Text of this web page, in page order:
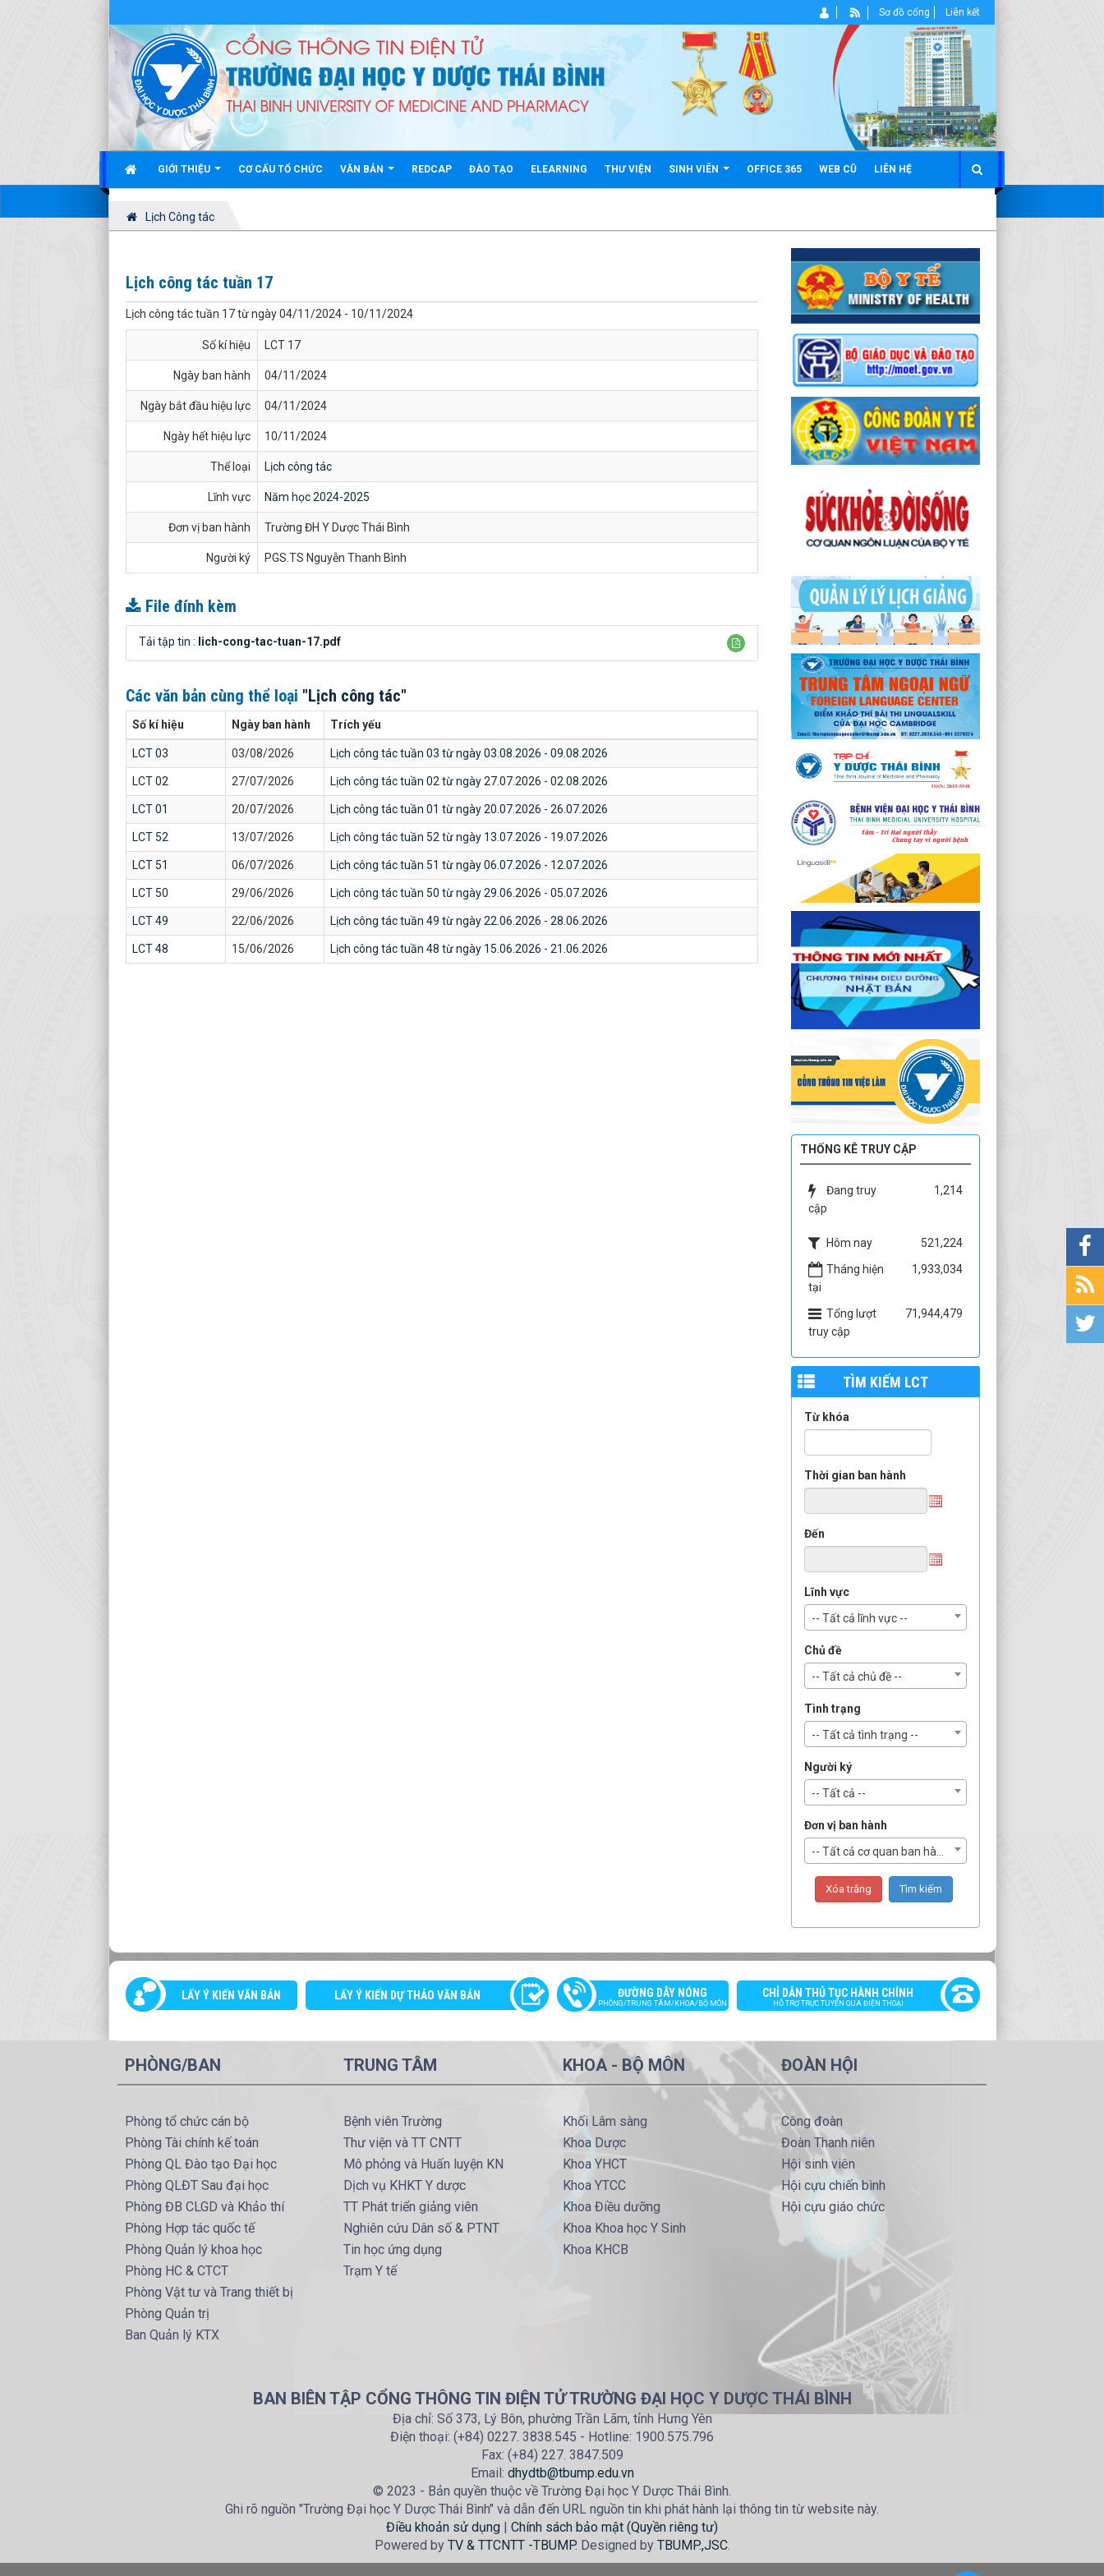
GIỚI THIỆU CƠ CẤU TỔ CHỨC VĂN BẢN REDCAP ĐÀO TẠO ELEARNING THƯ VIỆN SINH VIÊN OFFICE 365 WEB CŨ LIÊN HỆ
Sơ đồ cổng Liên kết
Lịch Công tác
Lịch công tác tuần 17
Lịch công tác tuần 17 từ ngày 04/11/2024 - 10/11/2024
Số kí hiệu LCT 17
Ngày ban hành 04/11/2024
Ngày bắt đầu hiệu lực 04/11/2024
Ngày hết hiệu lực 10/11/2024
Thể loại Lịch công tác
Lĩnh vực Năm học 2024-2025
Đơn vị ban hành Trường ĐH Y Dược Thái Bình
Người ký PGS.TS Nguyễn Thanh Bình
File đính kèm
Tải tập tin : lich-cong-tac-tuan-17.pdf
Các văn bản cùng thể loại "Lịch công tác"
Số kí hiệu Ngày ban hành Trích yếu
LCT 03 03/08/2026 Lịch công tác tuần 03 từ ngày 03.08.2026 - 09.08.2026
LCT 02 27/07/2026 Lịch công tác tuần 02 từ ngày 27.07.2026 - 02.08.2026
LCT 01 20/07/2026 Lịch công tác tuần 01 từ ngày 20.07.2026 - 26.07.2026
LCT 52 13/07/2026 Lịch công tác tuần 52 từ ngày 13.07.2026 - 19.07.2026
LCT 51 06/07/2026 Lịch công tác tuần 51 từ ngày 06.07.2026 - 12.07.2026
LCT 50 29/06/2026 Lịch công tác tuần 50 từ ngày 29.06.2026 - 05.07.2026
LCT 49 22/06/2026 Lịch công tác tuần 49 từ ngày 22.06.2026 - 28.06.2026
LCT 48 15/06/2026 Lịch công tác tuần 48 từ ngày 15.06.2026 - 21.06.2026
THỐNG KÊ TRUY CẬP
Đang truy
cập
1,214
Hôm nay
521,224
Tháng hiện
tại
1,933,034
Tổng lượt
truy cập
71,944,479
TÌM KIẾM LCT
Từ khóa
Thời gian ban hành
Đến
Lĩnh vực
-- Tất cả lĩnh vực --
Chủ đề
-- Tất cả chủ đề --
Tình trạng
-- Tất cả tình trạng --
Người ký
-- Tất cả --
Đơn vị ban hành
-- Tất cả cơ quan ban hành --
LẤY Ý KIẾN VĂN BẢN LẤY Ý KIẾN DỰ THẢO VĂN BẢN ĐƯỜNG DÂY NÓNG
PHÒNG/TRUNG TÂM/KHOA/BỘ MÔN
CHỈ DẪN THỦ TỤC HÀNH CHÍNH
HỖ TRỢ TRỰC TUYẾN QUA ĐIỆN THOẠI
PHÒNG/BAN
Phòng tổ chức cán bộ
Phòng Tài chính kế toán
Phòng QL Đào tạo Đại học
Phòng QLĐT Sau đại học
Phòng ĐB CLGD và Khảo thí
Phòng Hợp tác quốc tế
Phòng Quản lý khoa học
Phòng HC & CTCT
Phòng Vật tư và Trang thiết bị
Phòng Quản trị
Ban Quản lý KTX
TRUNG TÂM
Bệnh viên Trường
Thư viện và TT CNTT
Mô phỏng và Huấn luyện KN
Dịch vụ KHKT Y dược
TT Phát triển giảng viên
Nghiên cứu Dân số & PTNT
Tin học ứng dụng
Trạm Y tế
KHOA - BỘ MÔN
Khối Lâm sàng
Khoa Dược
Khoa YHCT
Khoa YTCC
Khoa Điều dưỡng
Khoa Khoa học Y Sinh
Khoa KHCB
ĐOÀN HỘI
Công đoàn
Đoàn Thanh niên
Hội sinh viên
Hội cựu chiến bình
Hội cựu giáo chức
BAN BIÊN TẬP CỔNG THÔNG TIN ĐIỆN TỬ TRƯỜNG ĐẠI HỌC Y DƯỢC THÁI BÌNH
Địa chỉ: Số 373, Lý Bôn, phường Trần Lãm, tỉnh Hưng Yên
Điện thoại: (+84) 0227. 3838.545 - Hotline: 1900.575.796
Fax: (+84) 227. 3847.509
Email: dhydtb@tbump.edu.vn
© 2023 - Bản quyền thuộc về Trường Đại học Y Dược Thái Bình.
Ghi rõ nguồn "Trường Đại học Y Dược Thái Bình" và dẫn đến URL nguồn tin khi phát hành lại thông tin từ website này.
Điều khoản sử dụng
Chính sách bảo mật (Quyền riêng tư)
Powered by TV & TTCNTT -TBUMP. Designed by TBUMP.,JSC.